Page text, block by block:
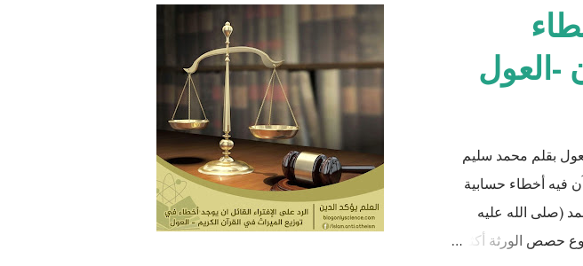
-العول
بقلم محمد سليم
فيه أخطاء حسابية
(صلى الله عليه
حصص الورثة أكثر